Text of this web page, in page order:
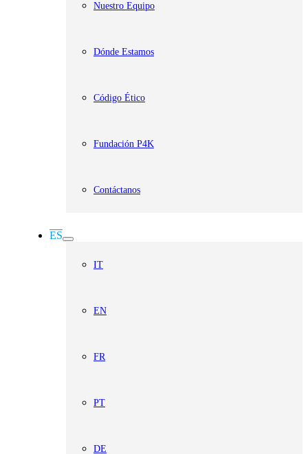
Nuestro Equipo
Dónde Estamos
Código Ético
Fundación P4K
Contáctanos
ES
IT
EN
FR
PT
DE